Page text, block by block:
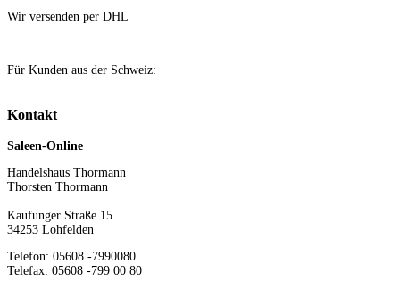
Wir versenden per DHL
Für Kunden aus der Schweiz:
Kontakt
Saleen-Online
Handelshaus Thormann
Thorsten Thormann
Kaufunger Straße 15
34253 Lohfelden
Telefon: 05608 -7990080
Telefax: 05608 -799 00 80